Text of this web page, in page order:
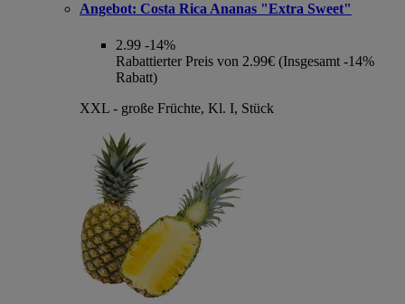
Angebot: Costa Rica Ananas "Extra Sweet"
2.99 -14%
Rabattierter Preis von 2.99€ (Insgesamt -14%
Rabatt)
XXL - große Früchte, Kl. I, Stück